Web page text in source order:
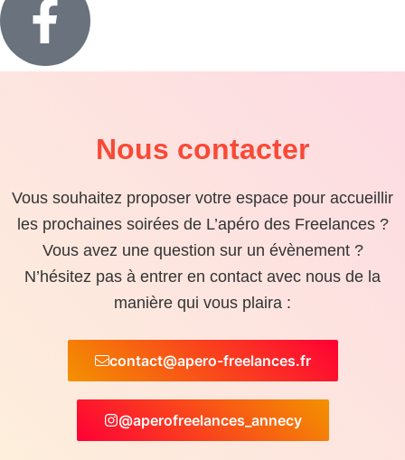
Nous contacter
Vous souhaitez proposer votre espace pour accueillir
les prochaines soirées de L’apéro des Freelances ?
Vous avez une question sur un évènement ?
N’hésitez pas à entrer en contact avec nous de la
manière qui vous plaira :
contact@apero-freelances.fr
@aperofreelances_annecy